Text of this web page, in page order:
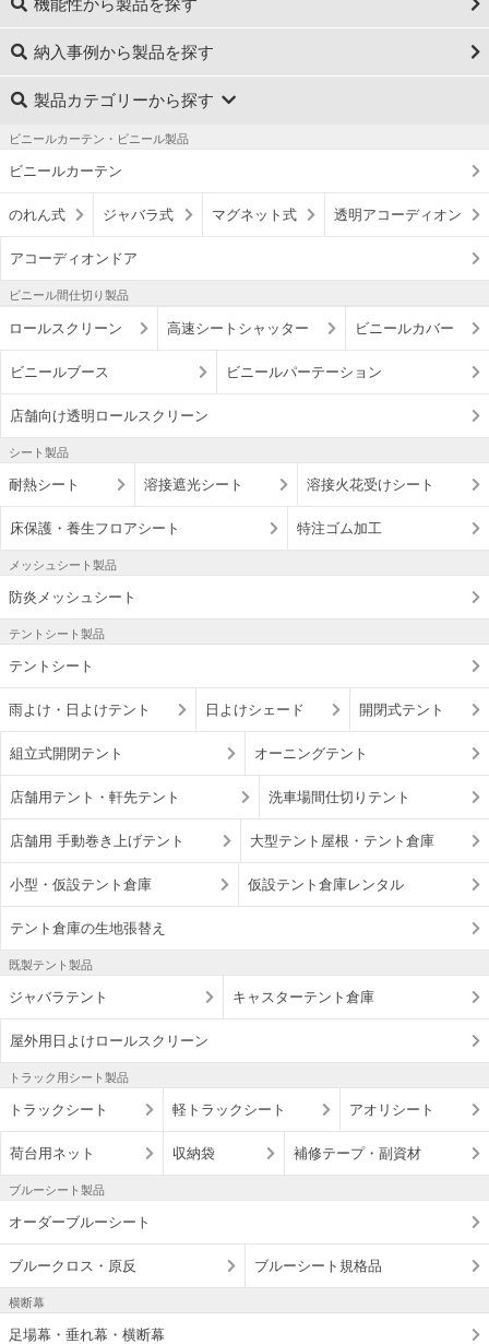
機能性から製品を探す
納入事例から製品を探す
製品カテゴリーから探す
ビニールカーテン・ビニール製品
ビニールカーテン
のれん式 ジャバラ式 マグネット式 透明アコーディオン
アコーディオンドア
ビニール間仕切り製品
ロールスクリーン 高速シートシャッター ビニールカバー
ビニールブース ビニールパーテーション
店舗向け透明ロールスクリーン
シート製品
耐熱シート 溶接遮光シート 溶接火花受けシート
床保護・養生フロアシート 特注ゴム加工
メッシュシート製品
防炎メッシュシート
テントシート製品
テントシート
雨よけ・日よけテント 日よけシェード 開閉式テント
組立式開閉テント オーニングテント
店舗用テント・軒先テント 洗車場間仕切りテント
店舗用 手動巻き上げテント 大型テント屋根・テント倉庫
小型・仮設テント倉庫 仮設テント倉庫レンタル
テント倉庫の生地張替え
既製テント製品
ジャバラテント キャスターテント倉庫
屋外用日よけロールスクリーン
トラック用シート製品
トラックシート 軽トラックシート アオリシート
荷台用ネット 収納袋 補修テープ・副資材
ブルーシート製品
オーダーブルーシート
ブルークロス・原反 ブルーシート規格品
横断幕
足場幕・垂れ幕・横断幕